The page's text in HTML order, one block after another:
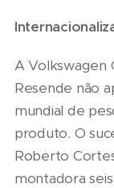
A Volkswagen
Resende não
mundial de
produto. O
Roberto
montadora